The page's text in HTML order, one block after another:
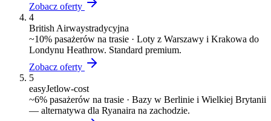
Zobacz oferty
4
British Airwaystradycyjna
~10% pasażerów na trasie · Loty z Warszawy i Krakowa do
Londynu Heathrow. Standard premium.
Zobacz oferty
5
easyJetlow-cost
~6% pasażerów na trasie · Bazy w Berlinie i Wielkiej Brytanii
— alternatywa dla Ryanaira na zachodzie.